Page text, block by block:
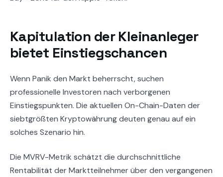
Kapitulation der Kleinanleger
bietet Einstiegschancen
Wenn Panik den Markt beherrscht, suchen
professionelle Investoren nach verborgenen
Einstiegspunkten. Die aktuellen On-Chain-Daten der
siebtgrößten Kryptowährung deuten genau auf ein
solches Szenario hin.
Die MVRV-Metrik schätzt die durchschnittliche
Rentabilität der Marktteilnehmer über den vergangenen